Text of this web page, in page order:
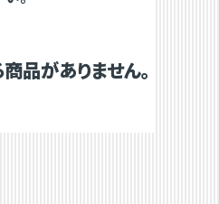
品がありません。